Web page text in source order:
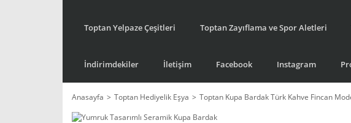
Toptan Yelpaze Çeşitleri Toptan Zayıflama ve Spor Aletleri
İndirimdekiler İletişim Facebook Instagram
Anasayfa Toptan Hediyelik Eşya Toptan Kupa Bardak Türk Kahve Fincan